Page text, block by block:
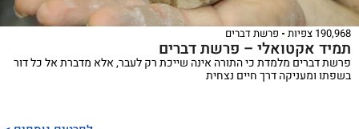
190,968 צפיות פרשת דברים
תמיד אקטואלי – פרשת דברים
פרשת דברים מלמדת כי התורה אינה שייכת רק לעבר, אלא מדברת אל כל דור
בשפתו ומעניקה דרך חיים נצחית